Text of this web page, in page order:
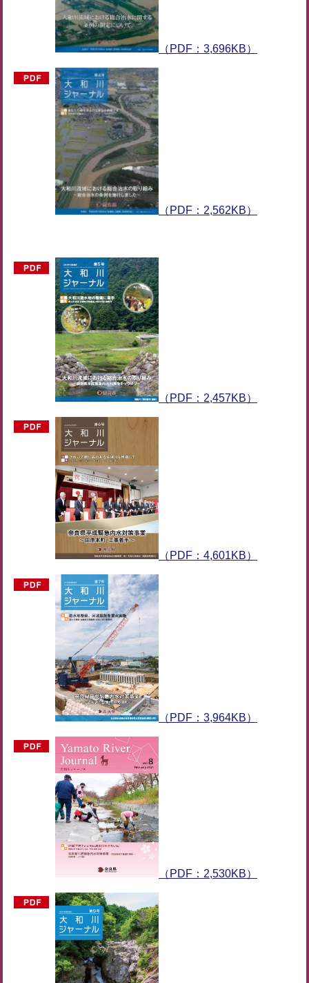
（PDF：3,696KB）
（PDF：2,562KB）
（PDF：2,457KB）
（PDF：4,601KB）
（PDF：3,964KB）
（PDF：2,530KB）